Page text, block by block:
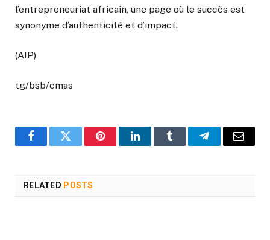
l’entrepreneuriat africain, une page où le succès est
synonyme d’authenticité et d’impact.
(AIP)
tg/bsb/cmas
FacebookTwitter PinterestLinkedInTumblr TelegramEmail
RELATED POSTS